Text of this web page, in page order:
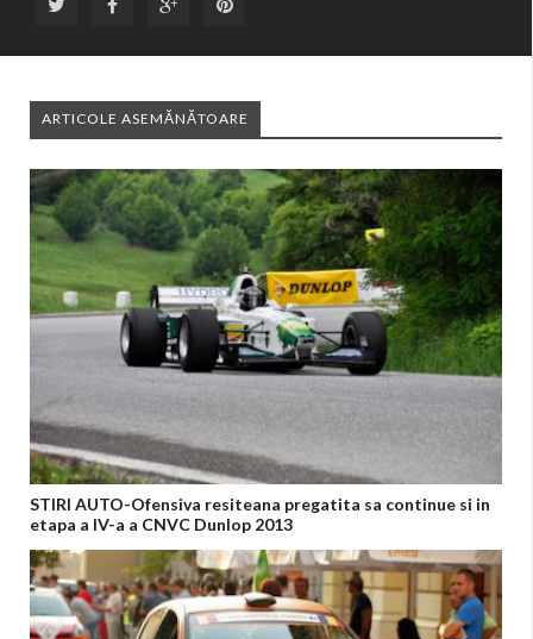
ARTICOLE ASEMĂNĂTOARE
STIRI AUTO-Ofensiva resiteana pregatita sa continue si in
etapa a IV-a a CNVC Dunlop 2013